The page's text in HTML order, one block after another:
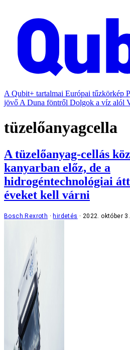
A Qubit+ tartalmai Európai tűzkörkép
jövő A Duna föntről Dolgok a víz alól
tüzelőanyagcella
A tüzelőanyag-cellás
kanyarban előz, de a
hidrogéntechnológiai
éveket kell várni
Bosch Rexroth hirdetés 2022. október 3.